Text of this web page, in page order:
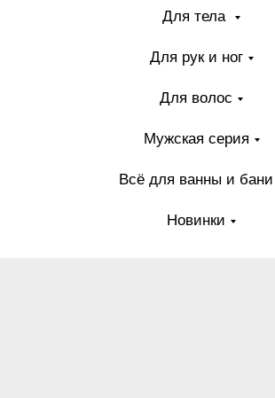
Для тела
Для рук и ног
Для волос
Мужская серия
Всё для ванны и бани
Новинки